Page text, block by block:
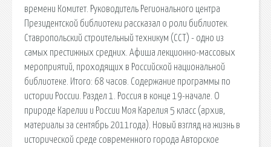
времени Комитет. Руководитель Регионального центра
Президентской библиотеки рассказал о роли библиотек.
Ставропольский строительный техникум (ССТ) - одно из
самых престижных средних. Афиша лекционно-массовых
мероприятий, проходящих в Российской национальной
библиотеке. Итого: 68 часов. Содержание программы по
истории России. Раздел 1. Россия в конце 19-начале. О
природе Карелии и России Моя Карелия 5 класс (архив,
материалы за сентябрь 2011года). Новый взгляд на жизнь в
исторической среде современного города Авторское